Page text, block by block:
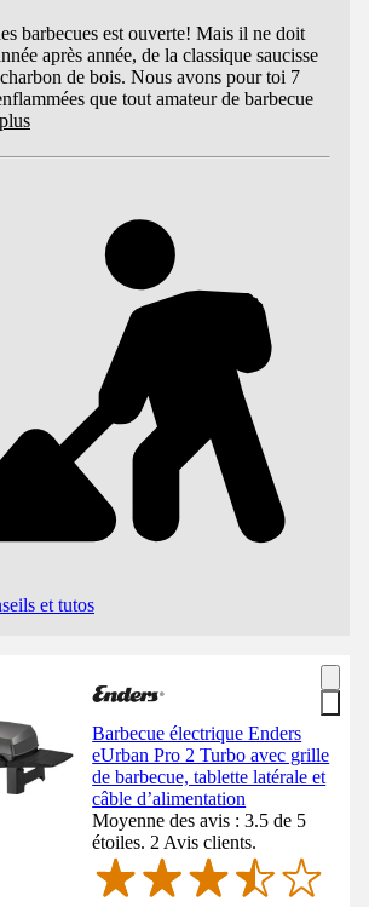
barbecues est ouverte! Mais il ne doit
après année, de la classique saucisse
de bois. Nous avons pour toi 7
que tout amateur de barbecue
plus
et tutos
Barbecue électrique Enders
eUrban Pro 2 Turbo avec grille
de barbecue, tablette latérale et
câble d’alimentation
Moyenne des avis : 3.5 de 5
étoiles. 2 Avis clients.